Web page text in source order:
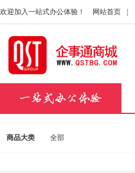
欢迎加入一站式办公体验！ 网站首页
商品大类 全部